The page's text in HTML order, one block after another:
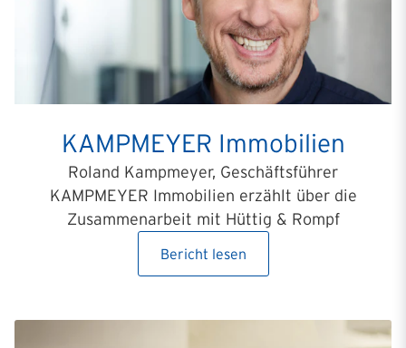
KAMPMEYER Immobilien
Roland Kampmeyer, Geschäftsführer
KAMPMEYER Immobilien erzählt über die
Zusammenarbeit mit Hüttig & Rompf
Bericht lesen